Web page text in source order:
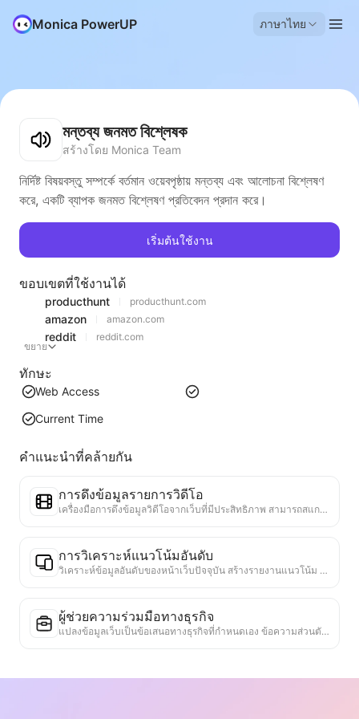
Monica PowerUP ภาษาไทย
মন্তব্য জনমত বিশ্লেষক
สร้างโดย Monica Team
নির্দিষ্ট বিষয়বস্তু সম্পর্কে বর্তমান ওয়েবপৃষ্ঠায় মন্তব্য এবং আলোচনা বিশ্লেষণ
করে, একটি ব্যাপক জনমত বিশ্লেষণ প্রতিবেদন প্রদান করে।
เริ่มต้นใช้งาน
ขอบเขตที่ใช้งานได้
producthunt producthunt.com
amazon amazon.com
reddit
reddit.com
ขยาย
ทักษะ
Web Access
Current Time
คำแนะนำที่คล้ายกัน
การดึงข้อมูลรายการวิดีโอ
เครื่องมือการดึงข้อมูลวิดีโอจากเว็บที่มีประสิทธิภาพ สามารถสแกนเว็บได้อย่างรวดเร็วและจัดระเบียบข้อมูลวิดีโอเป็นตาราง Markdown ที่มีโครงสร้าง
การวิเคราะห์แนวโน้มอันดับ
วิเคราะห์ข้อมูลอันดับของหน้าเว็บปัจจุบัน สร้างรายงานแนวโน้ม ระบุหมวดหมู่ที่ได้รับความนิยม ประเภทผลิตภัณฑ์ที่กำลังเติบโตอย่างรวดเร็ว และเทคโนโลยีใหม่ ๆ ให้ข้อมูลเชิงลึกเกี่ยวกับตลาดทันที ช่วยให้คุณเข้าใจแนวโน้มผลิตภัณฑ์ล่าสุดและทิศทางของตลาด
ผู้ช่วยความร่วมมือทางธุรกิจ
แปลงข้อมูลเว็บเป็นข้อเสนอทางธุรกิจที่กำหนดเอง ข้อความส่วนตัวสำหรับความร่วมมือ มีแม่แบบที่พร้อมใช้งานและแนวทางการติดตาม เพื่อทำให้กระบวนการทำงานร่วมกันง่ายขึ้น
การศึกษาการแข่งขันในอุตสาหกรรม